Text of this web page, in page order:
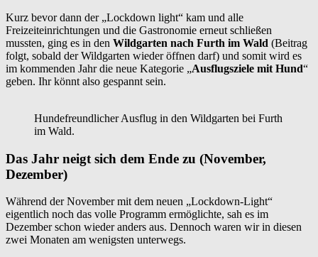
Kurz bevor dann der „Lockdown light“ kam und alle
Freizeiteinrichtungen und die Gastronomie erneut schließen
mussten, ging es in den Wildgarten nach Furth im Wald (Beitrag
folgt, sobald der Wildgarten wieder öffnen darf) und somit wird es
im kommenden Jahr die neue Kategorie „Ausflugsziele mit Hund“
geben. Ihr könnt also gespannt sein.
Hundefreundlicher Ausflug in den Wildgarten bei Furth
im Wald.
Das Jahr neigt sich dem Ende zu (November,
Dezember)
Während der November mit dem neuen „Lockdown-Light“
eigentlich noch das volle Programm ermöglichte, sah es im
Dezember schon wieder anders aus. Dennoch waren wir in diesen
zwei Monaten am wenigsten unterwegs.